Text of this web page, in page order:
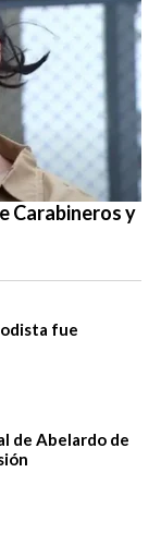
Carabineros y
fue
de Abelardo de